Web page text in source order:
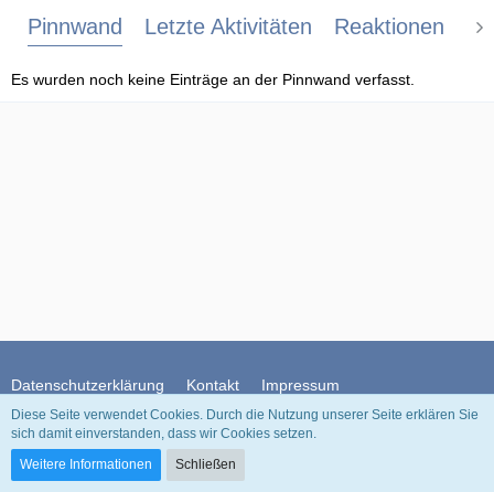
Pinnwand Letzte Aktivitäten Reaktionen
Es wurden noch keine Einträge an der Pinnwand verfasst.
Datenschutzerklärung Kontakt Impressum
Community-Software:
Diese Seite verwendet Cookies. Durch die Nutzung unserer Seite erklären Sie
sich damit einverstanden, dass wir Cookies setzen.
Weitere Informationen
Schließen